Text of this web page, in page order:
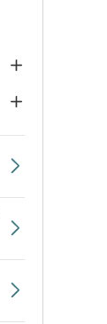




